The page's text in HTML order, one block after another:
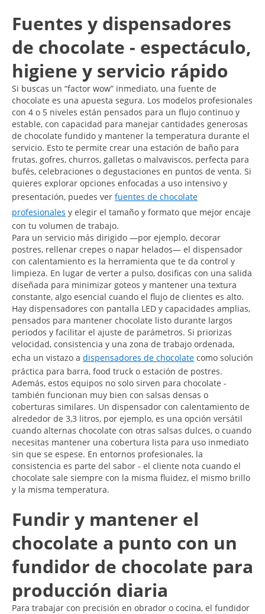
Fuentes y dispensadores
de chocolate - espectáculo,
higiene y servicio rápido
Si buscas un “factor wow” inmediato, una fuente de
chocolate es una apuesta segura. Los modelos profesionales
con 4 o 5 niveles están pensados para un flujo continuo y
estable, con capacidad para manejar cantidades generosas
de chocolate fundido y mantener la temperatura durante el
servicio. Esto te permite crear una estación de baño para
frutas, gofres, churros, galletas o malvaviscos, perfecta para
bufés, celebraciones o degustaciones en puntos de venta. Si
quieres explorar opciones enfocadas a uso intensivo y
presentación, puedes ver fuentes de chocolate
profesionales y elegir el tamaño y formato que mejor encaje
con tu volumen de trabajo.
Para un servicio más dirigido —por ejemplo, decorar
postres, rellenar crepes o napar helados— el dispensador
con calentamiento es la herramienta que te da control y
limpieza. En lugar de verter a pulso, dosificas con una salida
diseñada para minimizar goteos y mantener una textura
constante, algo esencial cuando el flujo de clientes es alto.
Hay dispensadores con pantalla LED y capacidades amplias,
pensados para mantener chocolate listo durante largos
periodos y facilitar el ajuste de parámetros. Si priorizas
velocidad, consistencia y una zona de trabajo ordenada,
echa un vistazo a dispensadores de chocolate como solución
práctica para barra, food truck o estación de postres.
Además, estos equipos no solo sirven para chocolate -
también funcionan muy bien con salsas densas o
coberturas similares. Un dispensador con calentamiento de
alrededor de 3,3 litros, por ejemplo, es una opción versátil
cuando alternas chocolate con otras salsas dulces, o cuando
necesitas mantener una cobertura lista para uso inmediato
sin que se espese. En entornos profesionales, la
consistencia es parte del sabor - el cliente nota cuando el
chocolate sale siempre con la misma fluidez, el mismo brillo
y la misma temperatura.
Fundir y mantener el
chocolate a punto con un
fundidor de chocolate para
producción diaria
Para trabajar con precisión en obrador o cocina, el fundidor